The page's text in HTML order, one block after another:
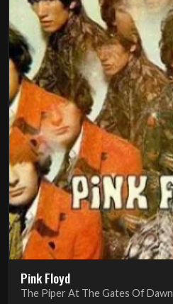
Pink Floyd
The Piper At The Gates Of Dawn